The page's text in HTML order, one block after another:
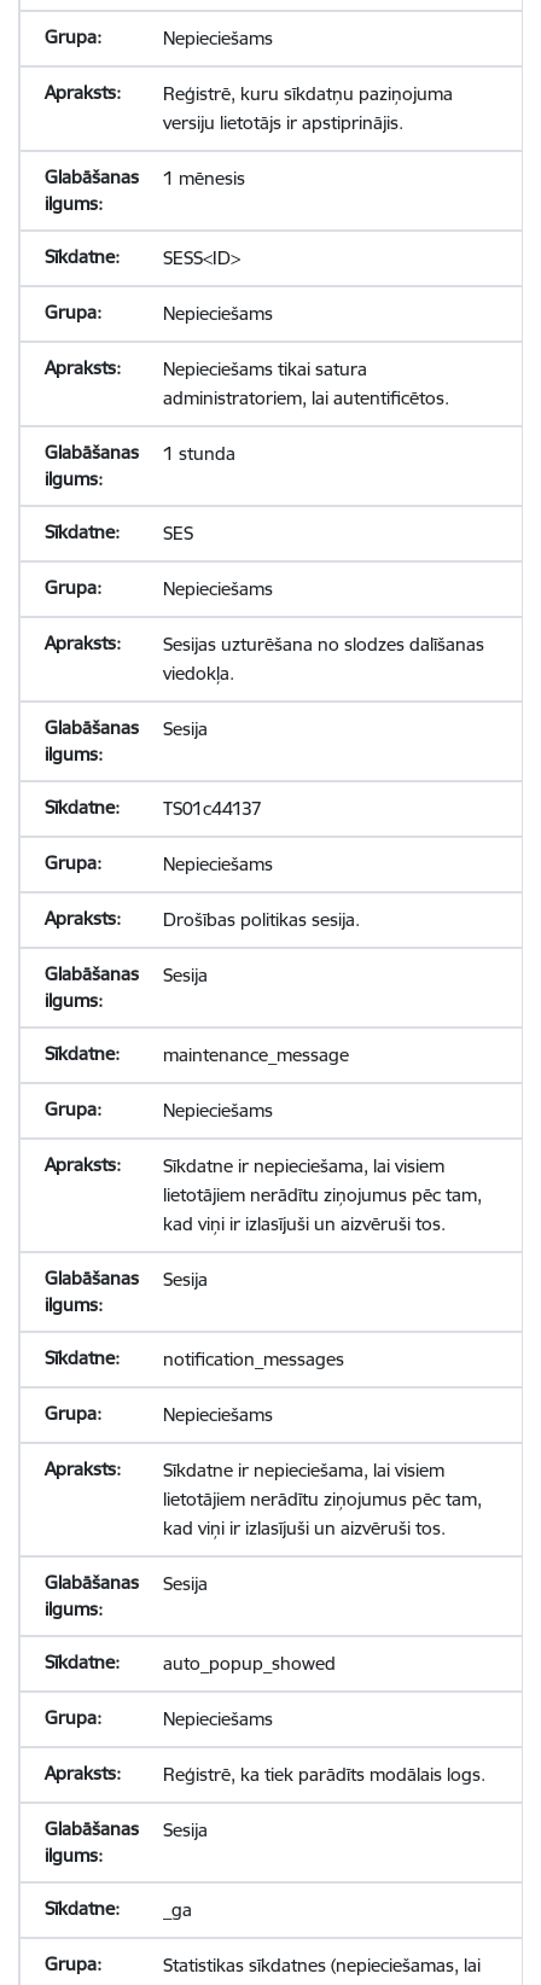
Nepieciešams
Reģistrē, kuru sīkdatņu paziņojuma
versiju lietotājs ir apstiprinājis.
1 mēnesis
SESS<ID>
Nepieciešams
Nepieciešams tikai satura
administratoriem, lai autentificētos.
1 stunda
SES
Nepieciešams
Sesijas uzturēšana no slodzes dalīšanas
viedokļa.
Sesija
TS01c44137
Nepieciešams
Drošības politikas sesija.
Sesija
maintenance_message
Nepieciešams
Sīkdatne ir nepieciešama, lai visiem
lietotājiem nerādītu ziņojumus pēc tam,
kad viņi ir izlasījuši un aizvēruši tos.
Sesija
notification_messages
Nepieciešams
Sīkdatne ir nepieciešama, lai visiem
lietotājiem nerādītu ziņojumus pēc tam,
kad viņi ir izlasījuši un aizvēruši tos.
Sesija
auto_popup_showed
Nepieciešams
Reģistrē, ka tiek parādīts modālais logs.
Sesija
_ga
Statistikas sīkdatnes (nepieciešamas, lai